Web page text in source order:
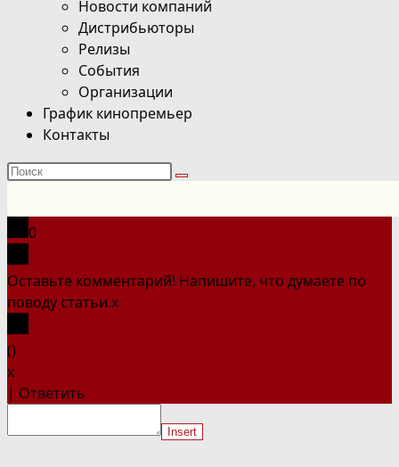
Новости компаний
Дистрибьюторы
Релизы
События
Организации
График кинопремьер
Контакты
Поиск
сайте
0
Оставьте комментарий! Напишите, что думаете по
поводу статьи.x
()
x
| Ответить
Insert